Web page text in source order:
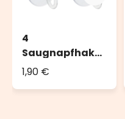
4
Saugnapfhake
n Ø 4 cm
1,90 €